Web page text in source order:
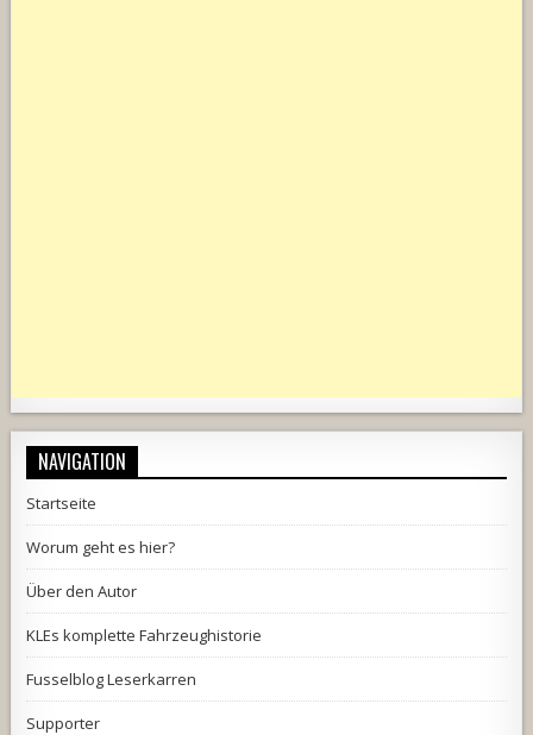
NAVIGATION
Startseite
Worum geht es hier?
Über den Autor
KLEs komplette Fahrzeughistorie
Fusselblog Leserkarren
Supporter